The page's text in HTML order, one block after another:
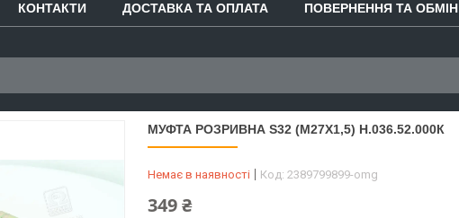
КОНТАКТИ ДОСТАВКА ТА ОПЛАТА ПОВЕРНЕННЯ ТА ОБМІН
МУФТА РОЗРИВНА S32 (М27Х1,5) Н.036.52.000К
Немає в наявності Код: 2389799899-omg
349 ₴